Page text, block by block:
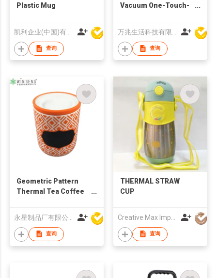
Plastic Mug
查询
Vacuum One-Touch-
查询
Geometric Pattern
Thermal Tea Coffee
查询
THERMAL STRAW
CUP
查询